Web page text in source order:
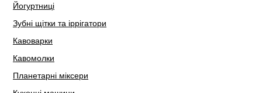
Йогуртниці
Зубні щітки та іррігатори
Кавоварки
Кавомолки
Планетарні міксери